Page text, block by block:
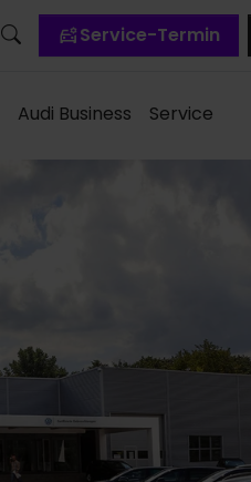
Service-Termin
Audi Business Service